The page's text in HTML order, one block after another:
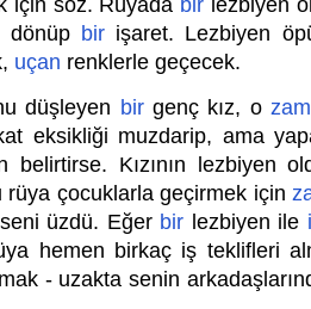
için söz. Rüyada bir lezbiyen
dönüp birişaret. Lezbiyen
uçan renklerle geçecek.
düşleyen birgenç kız, o
eksikliği muzdarip, ama
belirtirse. Kızının lezbiyen
rüya çocuklarla geçirmek için
üzdü. Eğer bir lezbiyen ile
hemen birkaç iş teklifleri
- uzakta senin